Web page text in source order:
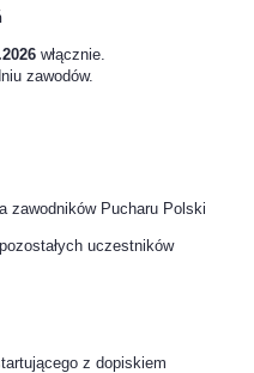
włącznie.
zawodów.
zawodników Pucharu Polski
uczestników
z dopiskiem